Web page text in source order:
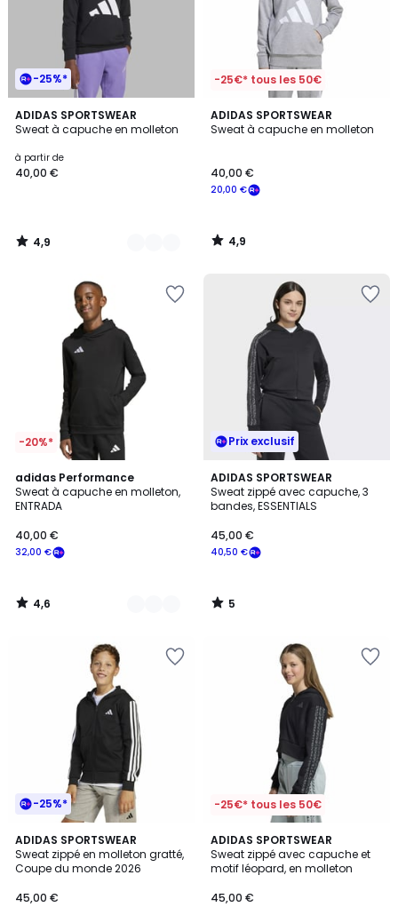
-25%*
ADIDAS SPORTSWEAR
Sweat à capuche en molleton
Prix
à
40,00
€.
à partir de
40,00 €
4,9
/ 5
2
Couleurs
4,9
/
-25€* tous les 50€
ADIDAS SPORTSWEAR
Sweat à capuche en molleton
20,00 €
40,00 €
4,9
/ 5
4,9
/
-20%*
adidas Performance
Sweat à capuche en molleton,
ENTRADA
32,00 €
40,00 €
4,6
/ 5
4
Couleurs
4,6
/
Prix exclusif
ADIDAS SPORTSWEAR
Sweat zippé avec capuche, 3
bandes, ESSENTIALS
40,50 €
45,00 €
5
/
5
5
/
-25%*
ADIDAS SPORTSWEAR
Sweat zippé en molleton gratté,
Coupe du monde 2026
45,00 €
4,8
/ 5
2
Couleurs
-25€* tous les 50€
ADIDAS SPORTSWEAR
Sweat zippé avec capuche et
motif léopard, en molleton
45,00 €